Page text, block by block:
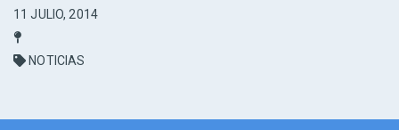
11 JULIO, 2014
NOTICIAS